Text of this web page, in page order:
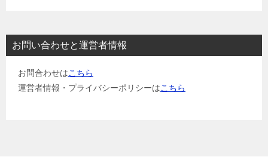
お問い合わせと運営者情報
お問合わせはこちら
運営者情報・プライバシーポリシーはこちら